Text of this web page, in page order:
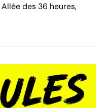
Allée des 36 heures,